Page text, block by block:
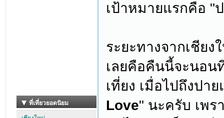
เป้าหมายแรกคือ "
ระยะทางจากเชีย
เลยคือคืนนี้จะนอน
เที่ยง เมื่อไปถึงปา
Love" นะครับ เพร